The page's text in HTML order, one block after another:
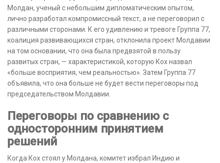
Молдан, ученый с небольшим дипломатическим опытом,
лично разработал компромиссный текст, а не переговорил с
различными сторонами. К его удивлению и тревоге Группа 77,
коалиция развивающихся стран, отклонила проект Молдавии
на том основании, что она была предвзятой в пользу
развитых стран, — характеристикой, которую Кох назвал
«больше восприятия, чем реальностью». Затем Группа 77
объявила, что она больше не будет вести переговоры под
председательством Молдавии.
Переговоры по сравнению с
односторонним принятием
решений
Когда Кох стоял у Молдана, комитет избрал Индию и